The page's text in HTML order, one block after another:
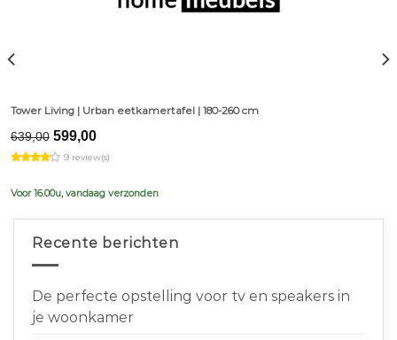
Tower Living | Urban eetkamertafel | 180-260 cm
639,00 Original
price
was:
599,00Current
is:
9 review(s)
Voor 16.00u, vandaag verzonden
Recente berichten
De perfecte opstelling voor tv en speakers in
je woonkamer